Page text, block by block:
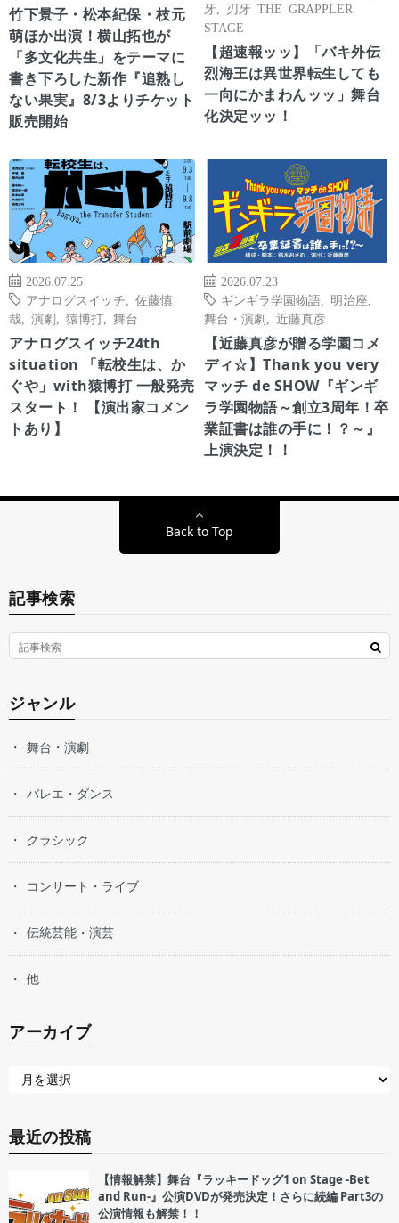
竹下景子・松本紀保・枝元
萌ほか出演！横山拓也が
「多文化共生」をテーマに
書き下ろした新作『追熟し
ない果実』8/3よりチケット
販売開始
牙
刃牙 THE GRAPPLER
STAGE
【超速報ッッ】「バキ外伝
烈海王は異世界転生しても
一向にかまわんッッ」舞台
化決定ッッ！
2026.07.25
アナログスイッチ
佐藤慎
哉
演劇 猿博打 舞台
アナログスイッチ24th
situation 「転校生は、か
ぐや」with猿博打 一般発売
スタート！ 【演出家コメン
トあり】
2026.07.23
ギンギラ学園物語
明治座
舞台・演劇
近藤真彦
【近藤真彦が贈る学園コメ
ディ☆】Thank you very
マッチ de SHOW『ギンギ
ラ学園物語～創立3周年！卒
業証書は誰の手に！？～』
上演決定！！
Back to Top
記事検索
ジャンル
舞台・演劇
バレエ・ダンス
クラシック
コンサート・ライブ
伝統芸能・演芸
他
アーカイブ
最近の投稿
【情報解禁】舞台『ラッキードッグ1 on Stage -Bet
and Run-』公演DVDが発売決定！さらに続編 Part3の
公演情報も解禁！！